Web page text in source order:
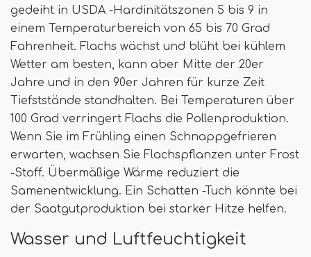
gedeiht in USDA -Hardinitätszonen 5 bis 9 in
einem Temperaturbereich von 65 bis 70 Grad
Fahrenheit. Flachs wächst und blüht bei kühlem
Wetter am besten, kann aber Mitte der 20er
Jahre und in den 90er Jahren für kurze Zeit
Tiefststände standhalten. Bei Temperaturen über
100 Grad verringert Flachs die Pollenproduktion.
Wenn Sie im Frühling einen Schnappgefrieren
erwarten, wachsen Sie Flachspflanzen unter Frost
-Stoff. Übermäßige Wärme reduziert die
Samenentwicklung. Ein Schatten -Tuch könnte bei
der Saatgutproduktion bei starker Hitze helfen.
Wasser und Luftfeuchtigkeit